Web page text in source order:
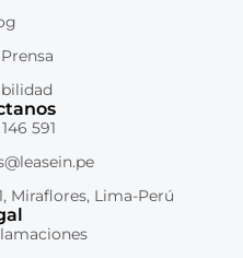
591
Miraflores, Lima-Perú